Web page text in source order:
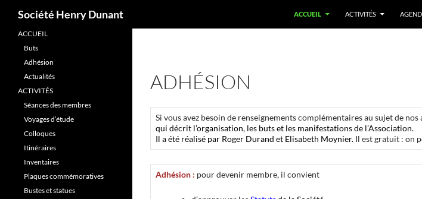
Aller
contenu
Société Henry Dunant ACCUEIL ACTIVITÉS
ADHÉSION
Si vous avez besoin de renseignements complémentaires au sujet de
qui décrit l’organisation, les buts et les manifestations de l’Association.
Il a été réalisé par Roger Durand et Elisabeth Moynier. Il est gratuit : on
Adhésion : pour devenir membre, il convient
ACCUEIL
Buts
Adhésion
Actualités
ACTIVITÉS
Séances des membres
Voyages d’étude
Colloques
Itinéraires
Inventaires
Plaques commémoratives
Bustes et statues